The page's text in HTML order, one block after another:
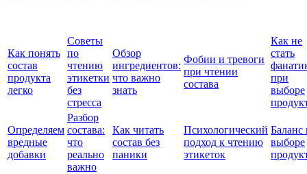
Как понять
состав
продукта
легко
Советы
по
чтению
этикетки
без
стресса
Обзор
ингредиентов:
что важно
знать
Фобии и тревоги
при чтении
состава
Как не
стать
при
выборе
Определяем
вредные
добавки
Разбор
состава:
что
реально
важно
Как читать
состав без
паники
Психологический
подход к чтению
этикеток
Баланс
выборе